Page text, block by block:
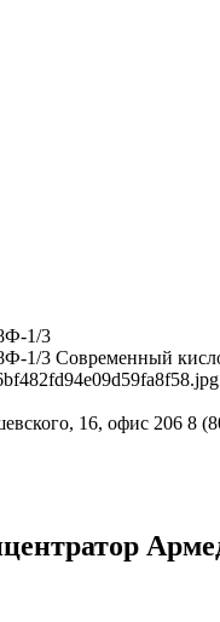
1/3
1/3 Современный
16, офис 206 8